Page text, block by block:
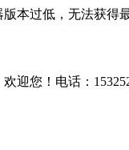
本过低，无法获得
迎您！电话：